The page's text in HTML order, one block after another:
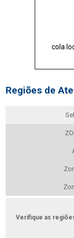
cola
Regiões de
Verifique as